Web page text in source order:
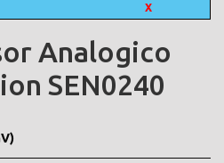
X
Analogico
SEN0240